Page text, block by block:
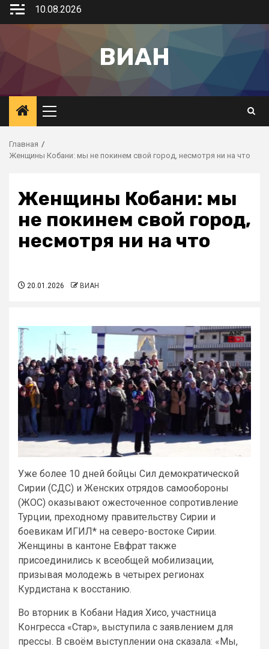
10.08.2026
ВИАН
Главная
Женщины Кобани: мы не покинем свой город, несмотря ни на что
Женщины Кобани: мы
не покинем свой город,
несмотря ни на что
20.01.2026 ВИАН
Уже более 10 дней бойцы Сил демократической
Сирии (СДС) и Женских отрядов самообороны
(ЖОС) оказывают ожесточенное сопротивление
Турции, преходному правительству Сирии и
боевикам ИГИЛ* на северо-востоке Сирии.
Женщины в кантоне Евфрат также
присоединились к всеобщей мобилизации,
призывая молодежь в четырех регионах
Курдистана к восстанию.
Во вторник в Кобани Надия Хисо, участница
Конгресса «Стар», выступила с заявлением для
прессы. В своём выступлении она сказала: «Мы,